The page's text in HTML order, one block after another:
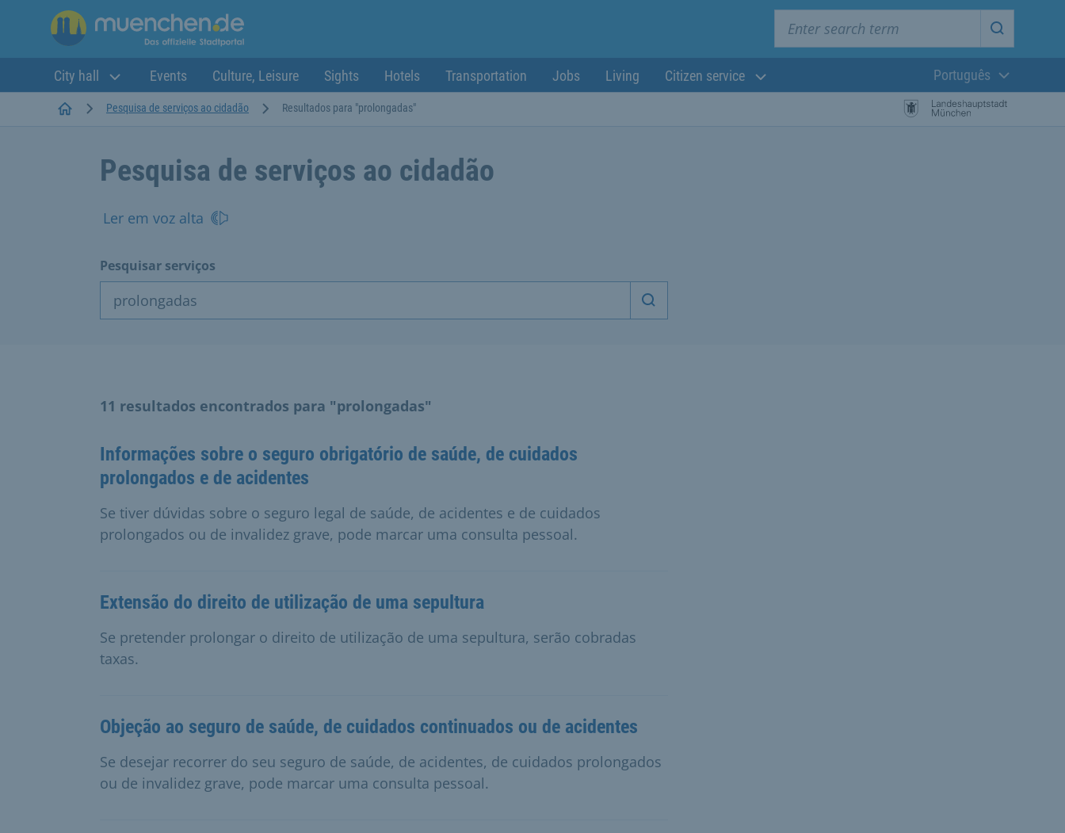
Start
City hall Events Culture, Leisure Sights Hotels Transportation Jobs Living Citizen service
Língua atual:
Português
StartseitePesquisa de serviços ao cidadão Resultados para "prolongadas"
Pesquisa de serviços ao cidadão
Ler em voz alta
Pesquisar serviços
Iniciar pesquisa
11 resultados encontrados para "prolongadas"
Informações sobre o seguro obrigatório de saúde, de cuidados
prolongados e de acidentes
Se tiver dúvidas sobre o seguro legal de saúde, de acidentes e de cuidados
prolongados ou de invalidez grave, pode marcar uma consulta pessoal.
Extensão do direito de utilização de uma sepultura
Se pretender prolongar o direito de utilização de uma sepultura, serão cobradas
taxas.
Objeção ao seguro de saúde, de cuidados continuados ou de acidentes
Se desejar recorrer do seu seguro de saúde, de acidentes, de cuidados prolongados
ou de invalidez grave, pode marcar uma consulta pessoal.